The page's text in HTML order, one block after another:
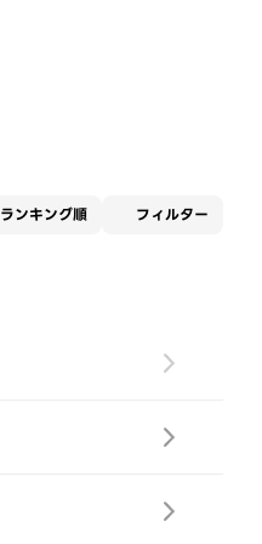
ランキング順 フィルター